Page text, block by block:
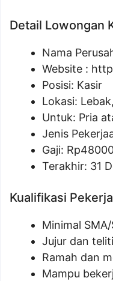
Detail Lowongan
Nama
Website :
Posisi: Kasir
Lokasi:
Untuk: Pria
Jenis
Gaji: Rp
Terakhir: 31
Kualifikasi Pekerja
Minimal
Jujur dan teliti
Ramah dan
Mampu